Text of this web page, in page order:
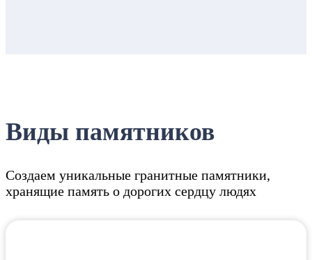
Виды памятников
Создаем уникальные гранитные памятники,
хранящие память о дорогих сердцу людях